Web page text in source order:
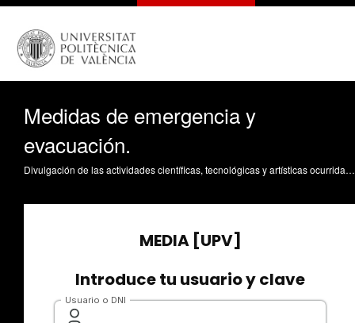
Medidas de emergencia y
evacuación.
Divulgación de las actividades científicas, tecnológicas y artísticas ocurridas en los tres campus de la UPV